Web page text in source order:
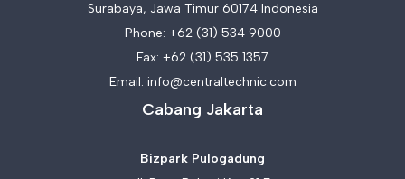
Surabaya, Jawa Timur 60174 Indonesia
Phone: +62 (31) 534 9000
Fax: +62 (31) 535 1357
Email: info@centraltechnic.com
Cabang Jakarta
Bizpark Pulogadung